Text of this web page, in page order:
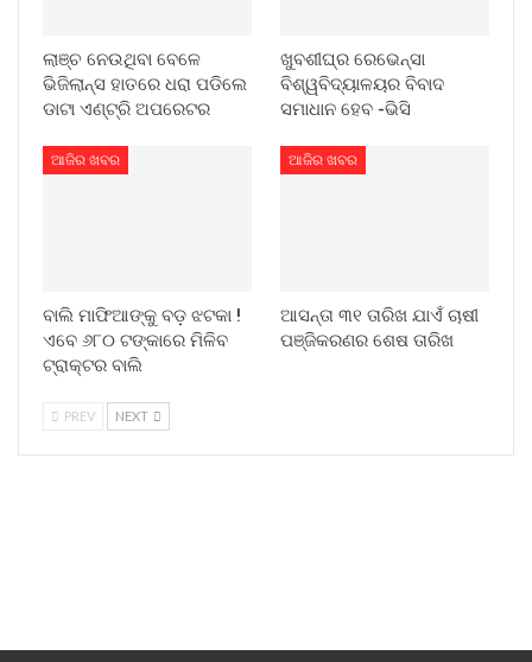
ଲାଞ୍ଚ ନେଉଥିବା ବେଳେ
ଭିଜିଲାନ୍ସ ହାତରେ ଧରା ପଡିଲେ
ଡାଟା ଏଣ୍ଟ୍ରି ଅପରେଟର
ଖୁବଶୀଘ୍ର ରେଭେନ୍ସା
ବିଶ୍ୱବିଦ୍ୟାଳୟର ବିବାଦ
ସମାଧାନ ହେବ -ଭିସି
ଆଜିର ଖବର
ବାଲି ମାଫିଆଙ୍କୁ ବଡ଼ ଝଟକା !
ଏବେ ୬୮୦ ଟଙ୍କାରେ ମିଳିବ
ଟ୍ରାକ୍ଟର ବାଲି
ଆଜିର ଖବର
ଆସନ୍ତା ୩୧ ତାରିଖ ଯାଏଁ ଚାଷୀ
ପଞ୍ଜିକରଣର ଶେଷ ତାରିଖ
PREV NEXT